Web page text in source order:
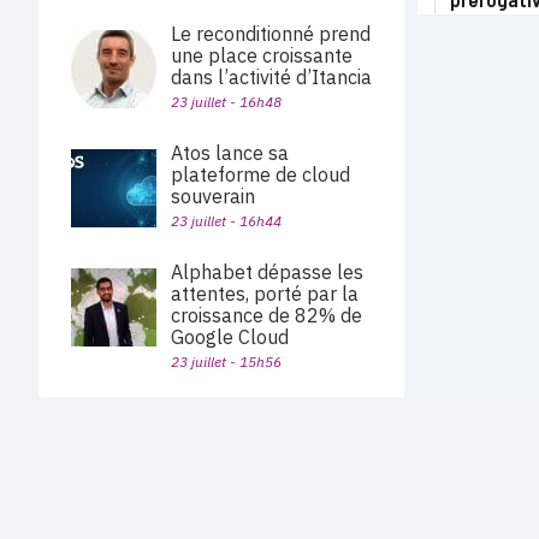
Le reconditionné prend
une place croissante
dans l’activité d’Itancia
23 juillet - 16h48
Atos lance sa
plateforme de cloud
souverain
23 juillet - 16h44
Alphabet dépasse les
attentes, porté par la
croissance de 82% de
Google Cloud
23 juillet - 15h56